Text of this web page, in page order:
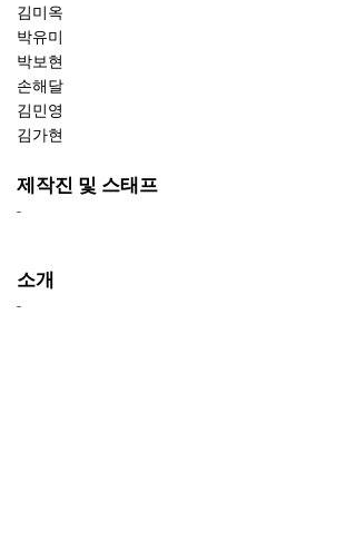
김미옥
박유미
박보현
손해달
김민영
김가현
제작진 및 스태프
-
소개
-